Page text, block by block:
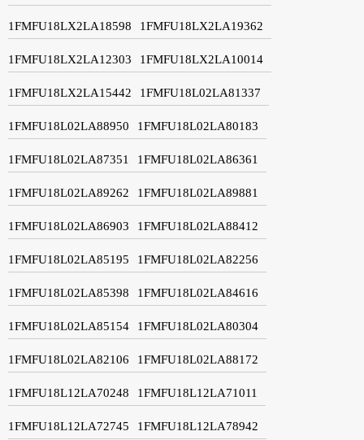
1FMFU18LX2LA18598 1FMFU18LX2LA19362
1FMFU18LX2LA12303 1FMFU18LX2LA10014
1FMFU18LX2LA15442 1FMFU18L02LA81337
1FMFU18L02LA88950 1FMFU18L02LA80183
1FMFU18L02LA87351 1FMFU18L02LA86361
1FMFU18L02LA89262 1FMFU18L02LA89881
1FMFU18L02LA86903 1FMFU18L02LA88412
1FMFU18L02LA85195 1FMFU18L02LA82256
1FMFU18L02LA85398 1FMFU18L02LA84616
1FMFU18L02LA85154 1FMFU18L02LA80304
1FMFU18L02LA82106 1FMFU18L02LA88172
1FMFU18L12LA70248 1FMFU18L12LA71011
1FMFU18L12LA72745 1FMFU18L12LA78942